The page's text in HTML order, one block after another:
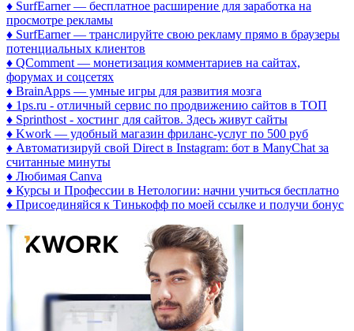
♦ SurfEarner — бесплатное расширение для заработка на
просмотре рекламы
♦ SurfEarner — транслируйте свою рекламу прямо в браузеры
потенциальных клиентов
♦ QComment — монетизация комментариев на сайтах,
форумах и соцсетях
♦ BrainApps — умные игры для развития мозга
♦ 1ps.ru - отличный сервис по продвижению сайтов в ТОП
♦ Sprinthost - хостинг для сайтов. Здесь живут сайты
♦ Kwork — удобный магазин фриланс-услуг по 500 руб
♦ Автоматизируй свой Direct в Instagram: бот в ManyChat за
считанные минуты
♦ Любимая Canva
♦ Курсы и Профессии в Нетологии: начни учиться бесплатно
♦ Присоединяйся к Тинькофф по моей ссылке и получи бонус